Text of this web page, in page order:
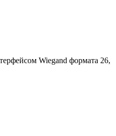
Wiegand формата 26,